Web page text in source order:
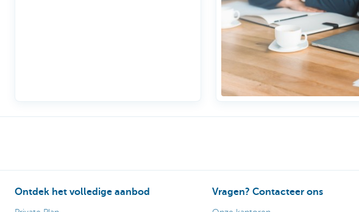
Ontdek het volledige aanbod Vragen? Contacteer ons